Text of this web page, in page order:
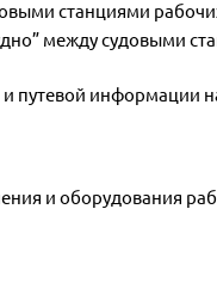
станциями
между судовыми
путевой информации
и оборудования